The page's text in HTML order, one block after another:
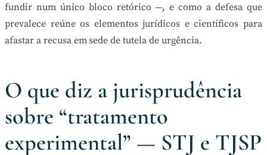
fundir num único bloco retórico —, e como a defesa que
prevalece reúne os elementos jurídicos e científicos para
afastar a recusa em sede de tutela de urgência.
O que diz a jurisprudência
sobre “tratamento
experimental” — STJ e TJSP